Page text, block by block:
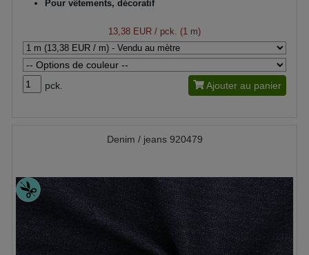
Pour vêtements, décoratif
13,38 EUR / pck. (1 m)
pck. Ajouter au panier
Denim / jeans 920479